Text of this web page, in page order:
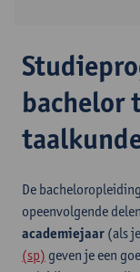
bachelor
De
opeenvolgende
academiejaar (als
(sp) geven je een